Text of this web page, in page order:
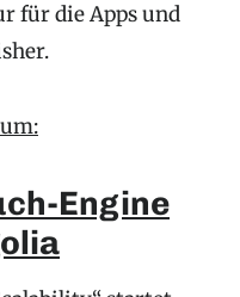
für die Apps und
Engine